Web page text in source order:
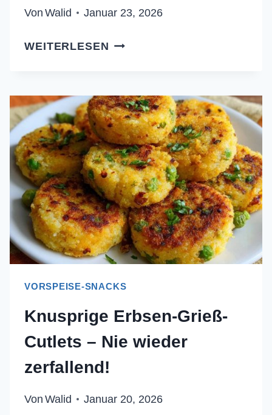
Von Walid Januar 23, 2026
WEITERLESEN KNUSPRIGE
ROLLEN
–
NIE
WIEDER
MATSCHIG!
VORSPEISE-SNACKS
Knusprige Erbsen-Grieß-
Cutlets – Nie wieder
zerfallend!
Von Walid Januar 20, 2026